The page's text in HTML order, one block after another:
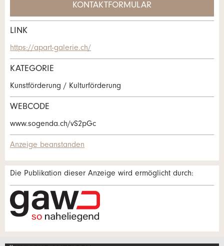
Nachricht
* Eingabe erforderlich
Zur Qualitätssicherung wird eine Kopie der E-Mail an
NACHRICHT SENDEN
Schliessen
ANZEIGE WEITEREMPFEHLEN
Schliessen
KONTAKTFORMULAR
Kontakt
Verfassen Sie eine Nachricht für die
Kontaktpersonen dieser Anzeige.
Adresse
LINK
https://apart-galerie.ch/
KATEGORIE
Kunstförderung / Kulturförderung
WEBCODE
www.sogenda.ch/vS2pGc
Anzeige beanstanden
Die Publikation dieser Anzeige wird ermöglicht durch: